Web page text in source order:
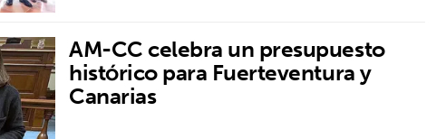
AM-CC celebra un presupuesto
histórico para Fuerteventura y
Canarias